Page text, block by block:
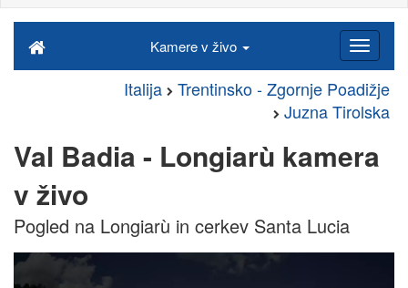
Kamere v živo
Italija
Trentinsko - Zgornje Poadižje
Juzna Tirolska
Val Badia - Longiarù kamera
v živo
Pogled na Longiarù in cerkev Santa Lucia